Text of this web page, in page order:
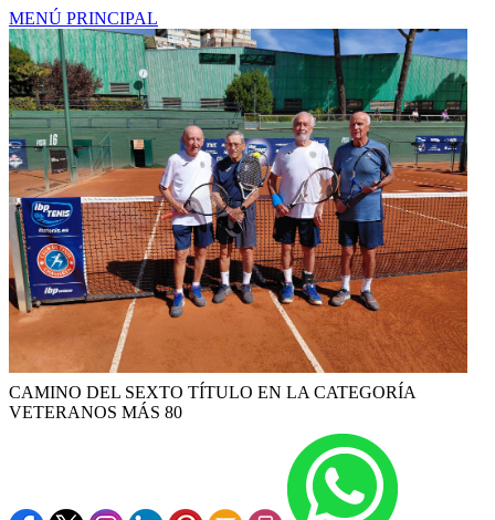
MENÚ PRINCIPAL
CAMINO DEL SEXTO TÍTULO EN LA CATEGORÍA
VETERANOS MÁS 80